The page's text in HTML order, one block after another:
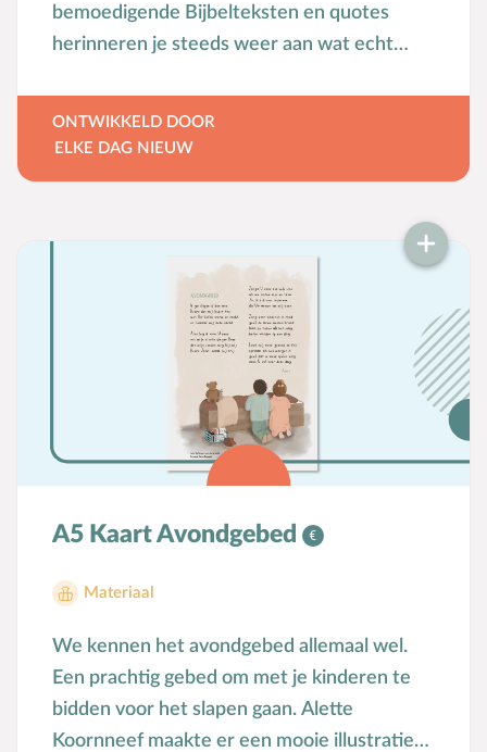
bemoedigende Bijbelteksten en quotes
herinneren je steeds weer aan wat echt
ONTWIKKELD DOOR
ELKE DAG NIEUW
A5 Kaart Avondgebed
Materiaal
We kennen het avondgebed allemaal wel.
Een prachtig gebed om met je kinderen te
bidden voor het slapen gaan. Alette
Koornneef maakte er een mooie illustratie